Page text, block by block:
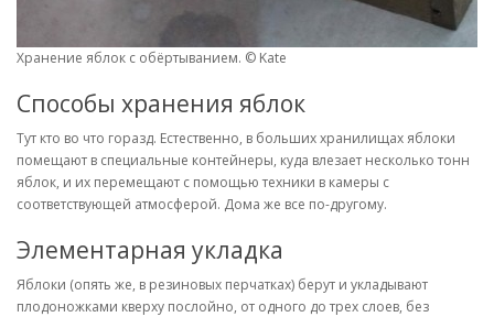
Хранение яблок с обёртыванием. © Kate
Способы хранения яблок
Тут кто во что горазд. Естественно, в больших хранилищах яблоки
помещают в специальные контейнеры, куда влезает несколько тонн
яблок, и их перемещают с помощью техники в камеры с
соответствующей атмосферой. Дома же все по-другому.
Элементарная укладка
Яблоки (опять же, в резиновых перчатках) берут и укладывают
плодоножками кверху послойно, от одного до трех слоев, без